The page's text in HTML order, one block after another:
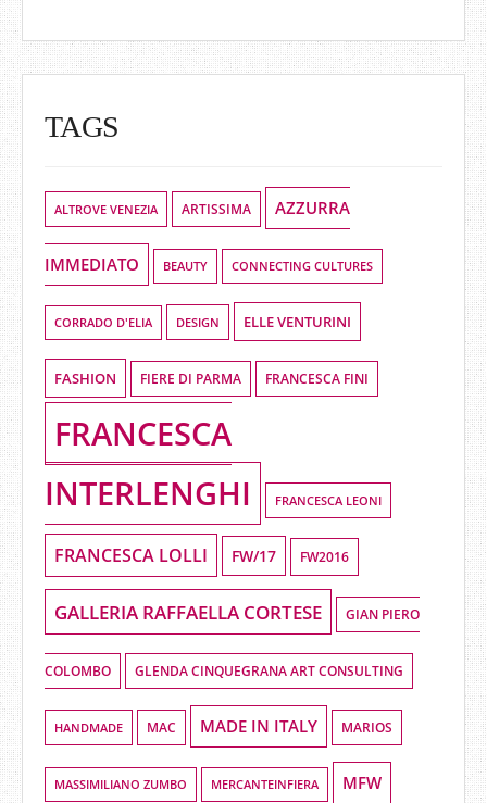
TAGS
ALTROVE VENEZIA ARTISSIMA AZZURRA
IMMEDIATO BEAUTY CONNECTING CULTURES
CORRADO D'ELIA DESIGN ELLE VENTURINI
FASHION FIERE DI PARMA FRANCESCA FINI
FRANCESCA
INTERLENGHI
FRANCESCA LEONI
FRANCESCA LOLLI FW/17 FW2016
GALLERIA RAFFAELLA CORTESE GIAN PIERO
COLOMBO GLENDA CINQUEGRANA ART CONSULTING
HANDMADE MAC MADE IN ITALY MARIOS
MASSIMILIANO ZUMBO MERCANTEINFIERA MFW